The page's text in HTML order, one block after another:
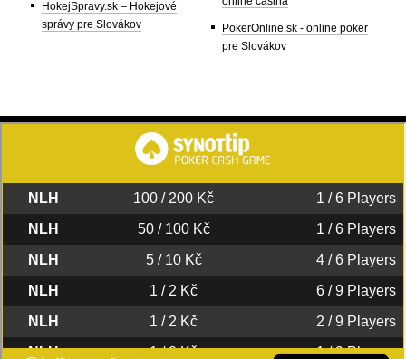
HokejSpravy.sk – Hokejové
správy pre Slovákov
PokerOnline.sk - online poker
pre Slovákov